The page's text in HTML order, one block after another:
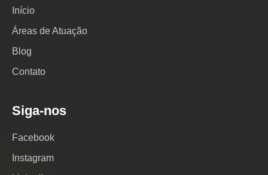
Início
Áreas de Atuação
Blog
Contato
Siga-nos
Facebook
Instagram